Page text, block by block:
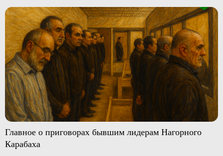
Главное о приговорах бывшим лидерам Нагорного
Карабаха